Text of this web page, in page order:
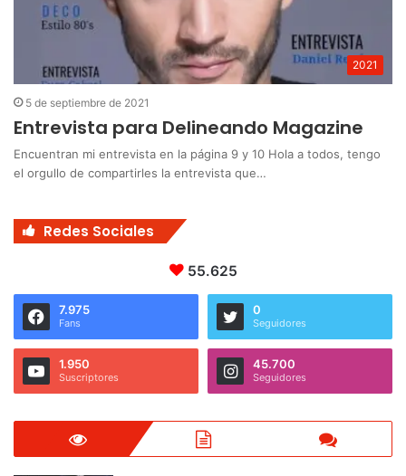
2021
5 de septiembre de 2021
Entrevista para Delineando Magazine
Encuentran mi entrevista en la página 9 y 10 Hola a todos, tengo
el orgullo de compartirles la entrevista que…
Redes Sociales
55.625
7.975
Fans
0
Seguidores
1.950
Suscriptores
45.700
Seguidores